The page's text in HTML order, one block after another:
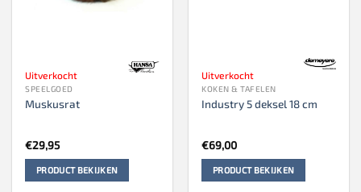
Uitverkocht
SPEELGOED
Muskusrat
€29,95
PRODUCT BEKIJKEN
Uitverkocht
KOKEN & TAFELEN
Industry 5 deksel 18 cm
€69,00
PRODUCT BEKIJKEN